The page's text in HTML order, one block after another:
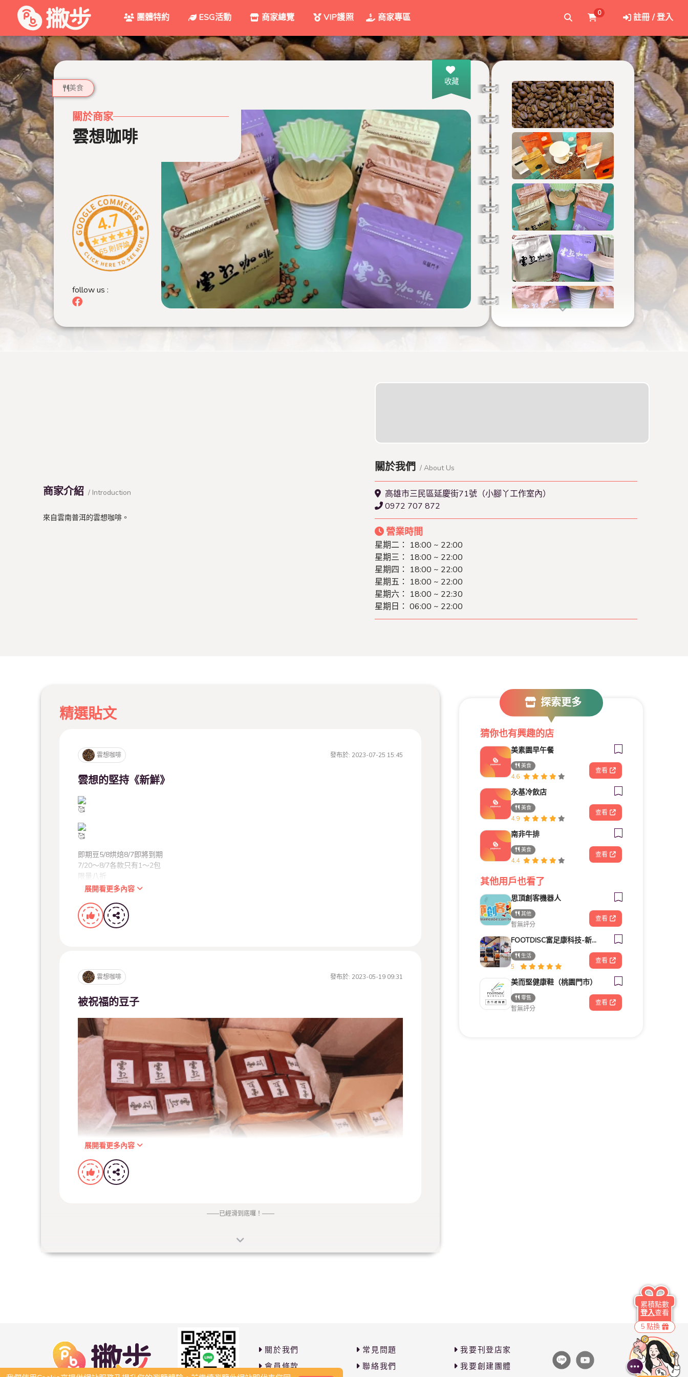
團體特約 ESG活動 商家總覽 VIP護照 商家專區 0 註冊 / 登入
收藏
美食
關於商家
雲想咖啡
4.7
65 則評論
follow us :
商家介紹 / Introduction
來自雲南普洱的雲想咖啡。
關於我們 / About Us
高雄市三民區延慶街71號（小腳丫工作室內）
0972 707 872
營業時間
星期二： 18:00 ~ 22:00
星期三： 18:00 ~ 22:00
星期四： 18:00 ~ 22:00
星期五： 18:00 ~ 22:00
星期六： 18:00 ~ 22:30
星期日： 06:00 ~ 22:00
精選貼文
雲想咖啡 發布於: 2023-07-25 15:45
雲想的堅持《新鮮》
即期豆5/8烘焙8/7即將到期
7/20～8/7各款只有1～2包
限量八折
展開看更多內容
雲想咖啡 發布於: 2023-05-19 09:31
被祝福的豆子
雲想咖啡也隨喜推出買一送二共襄盛舉
3/10～4/10雲想咖啡豆給妳兔年能量
購買法會同款雲想「睥睨恰恰」雲想送妳福袋慧袋（50g裝）讓妳福慧雙修
來帶走屬于妳的幸福之豆吧
不是隨機送喔 讓妳選擇妳要的
展開看更多內容
——已經滑到底囉！ ——
探索更多
猜你也有興趣的店
美素園早午餐
美食
4.6
查看
永基冷飲店
美食
4.9
查看
南非牛排
美食
4.4
查看
其他用戶也看了
思頂創客機器人
其他
暫無評分
查看
FOOTDISC富足康科技-新光三越-桃園站前店
生活
5
查看
美而堅健康鞋（桃園門市）
零售
暫無評分
查看
關於我們
會員條款
常見問題
聯絡我們
我要刊登店家
我要創建團體
5 點換
累積點數
登入查看